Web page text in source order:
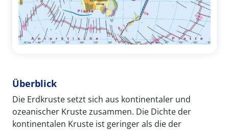
Überblick
Die Erdkruste setzt sich aus kontinentaler und
ozeanischer Kruste zusammen. Die Dichte der
kontinentalen Kruste ist geringer als die der